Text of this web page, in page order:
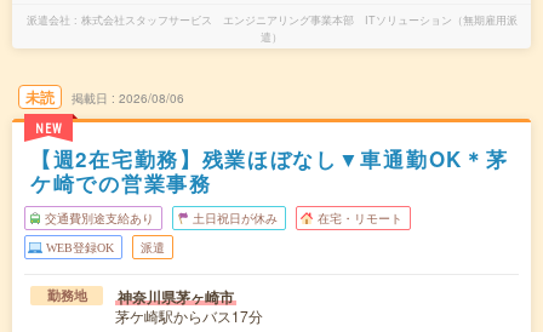
派遣会社
株式会社スタッフサービス エンジニアリング事業本部 ITソリューション（無期雇用派
遣）
未読
NEW
掲載日 2026/08/06
【週2在宅勤務】残業ほぼなし▼車通勤OK＊茅
ケ崎での営業事務
交通費別途支給あり 土日祝日が休み 在宅・リモート
WEB登録OK 派遣
勤務地 神奈川県茅ヶ崎市
茅ケ崎駅からバス17分